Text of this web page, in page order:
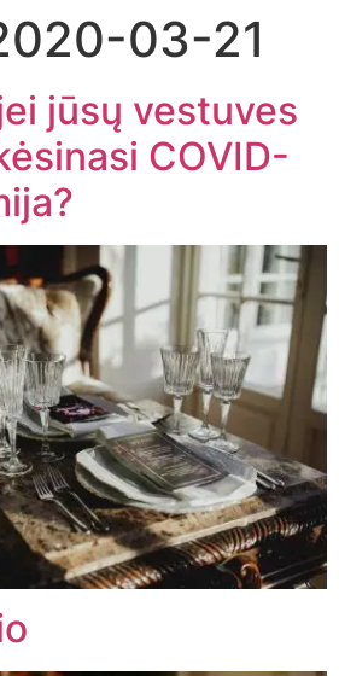
03-21
jūsų vestuves
COVID-